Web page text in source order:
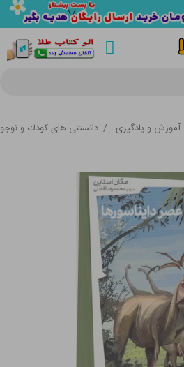
آموزش و یادگیری / دانستنی های كودك و